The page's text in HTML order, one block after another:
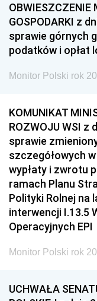
OBWIESZCZENIE
GOSPODARKI z
sprawie górnych
podatków i opłat
Monitor Polski rok
KOMUNIKAT
ROZWOJU WSI z
sprawie
szczegółowych
wypłaty i zwrotu
ramach Planu
Polityki Rolnej na
interwencji I.13.5
Operacyjnych EPI
Monitor Polski rok
UCHWAŁA